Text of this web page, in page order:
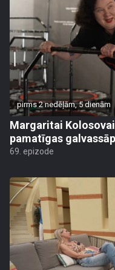
pirms 2 nedēļām, 5 dienām
Margaritai
pamatīgas
69. epizode